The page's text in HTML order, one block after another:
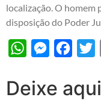
localização. O homem
disposição do Poder
WhatsAppMessenger
Deixe